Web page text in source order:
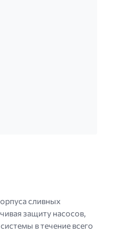
сливных
защиту насосов,
в течение всего